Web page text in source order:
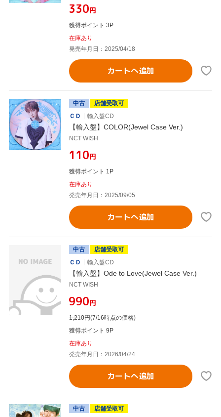
¥330円
獲得ポイント 3P
在庫あり
発売年月日：2025/04/18
カートへ追加
中古
店舗受取可
ＣＤ
輸入盤CD
【輸入盤】COLOR(Jewel Case Ver.)
NCT WISH
¥110円
獲得ポイント 1P
在庫あり
発売年月日：2025/09/05
カートへ追加
中古
店舗受取可
ＣＤ
輸入盤CD
【輸入盤】Ode to Love(Jewel Case Ver.)
NCT WISH
¥990円
1,210円(7/16時点の価格)
獲得ポイント 9P
在庫あり
発売年月日：2026/04/24
カートへ追加
中古
店舗受取可